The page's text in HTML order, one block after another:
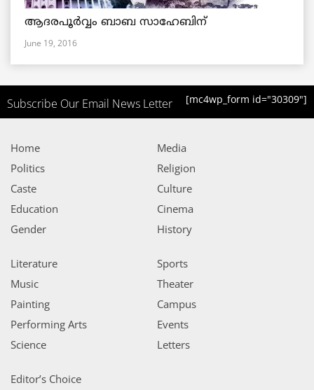
ആദരപൂര്‍വ്വം ബാബ സാഹേബിന്
June 19, 2016
Subscribe Our Email News Letter [mc4wp_form id="30309"]
Home
Politics
Caste
Education
Gender
Media
Religion
Culture
Cinema
History
Literature
Music
Painting
Performing Arts
Science
Sports
Theater
Campus
Events
Letters
Editor’s Choice